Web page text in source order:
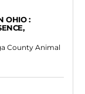
OHIO :